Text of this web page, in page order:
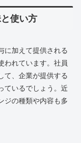
使い方
に加えて提供される
われています。社員
て、企業が提供する
ているでしょう。近
ジの種類や内容も多